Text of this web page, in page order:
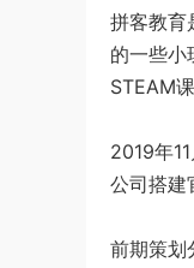
拼客教育
的一些小
STEAM
2019年
公司搭建
前期策划